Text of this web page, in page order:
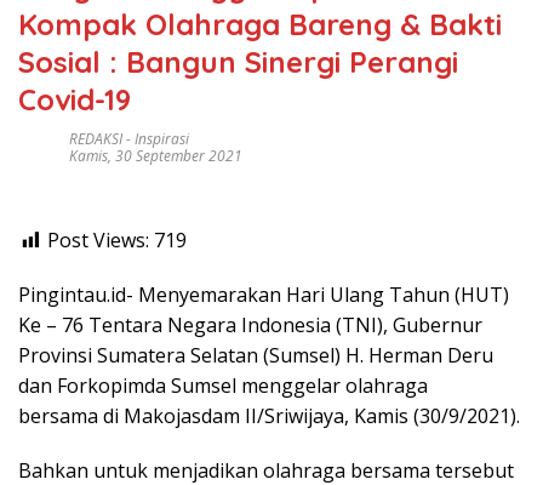
Kompak Olahraga Bareng & Bakti
Sosial : Bangun Sinergi Perangi
Covid-19
REDAKSI-Inspirasi
Kamis, 30 September 2021
Post Views: 719
Pingintau.id- Menyemarakan Hari Ulang Tahun (HUT)
Ke – 76 Tentara Negara Indonesia (TNI), Gubernur
Provinsi Sumatera Selatan (Sumsel) H. Herman Deru
dan Forkopimda Sumsel menggelar olahraga
bersama di Makojasdam II/Sriwijaya, Kamis (30/9/2021).
Bahkan untuk menjadikan olahraga bersama tersebut